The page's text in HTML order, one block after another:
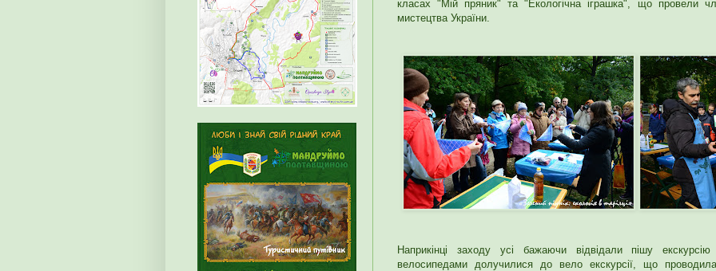
класах "Мій пряник" та "Екологічна іграшка", що провели
мистецтва України.
Наприкінці заходу усі бажаючи відвідали пішу
велосипедами долучилися до вело екскурсії, що